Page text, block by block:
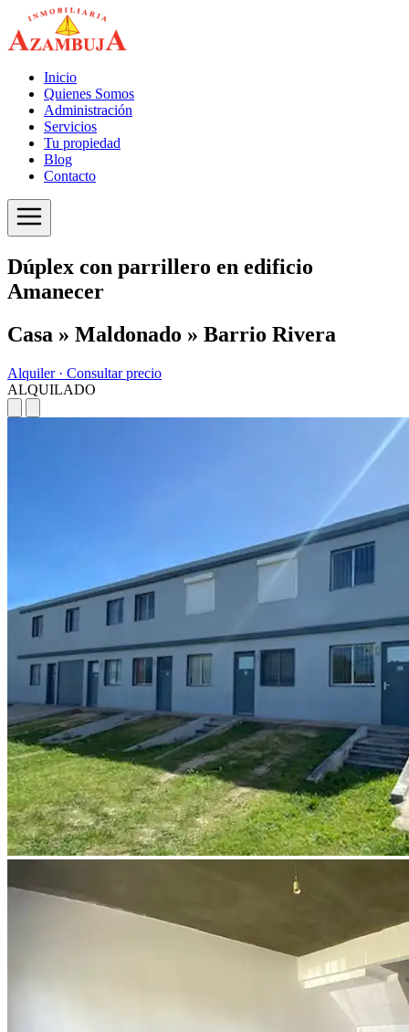
Inicio
Quienes Somos
Administración
Servicios
Tu propiedad
Blog
Contacto
Dúplex con parrillero en edificio
Amanecer
Casa » Maldonado » Barrio Rivera
Alquiler · Consultar precio
ALQUILADO